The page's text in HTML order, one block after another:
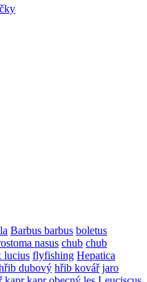
Barbus barbus boletus
nasus chub chub
lucius flyfishing Hepatica
dubový hřib kovář jaro